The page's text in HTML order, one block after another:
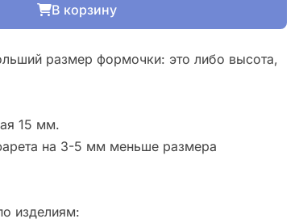
В корзину
размер формочки: это либо высота,
15 мм.
на 3-5 мм меньше размера
изделиям: